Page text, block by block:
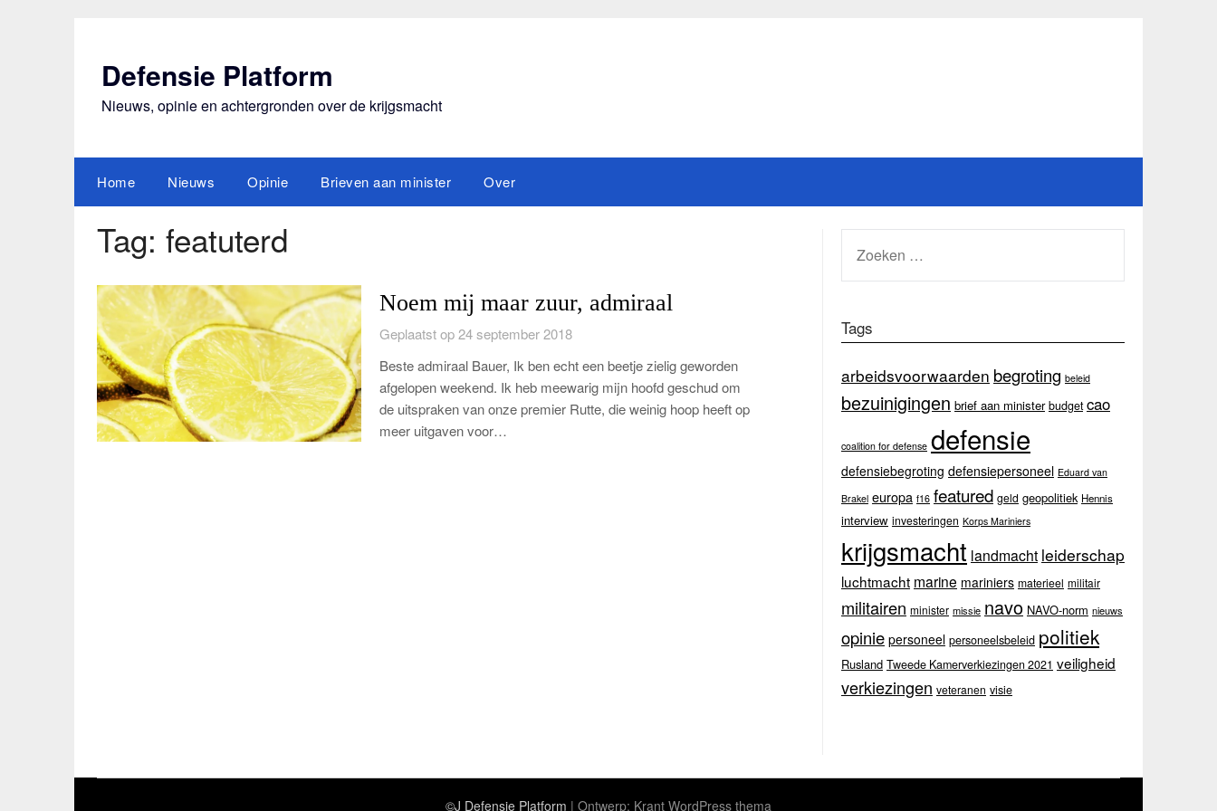
Defensie Platform
Nieuws, opinie en achtergronden over de krijgsmacht
Home Nieuws Opinie Brieven aan minister Over
Tag: featuterd
Noem mij maar zuur, admiraal
Geplaatst op 24 september 2018
Beste admiraal Bauer, Ik ben echt een beetje zielig geworden
afgelopen weekend. Ik heb meewarig mijn hoofd geschud om
de uitspraken van onze premier Rutte, die weinig hoop heeft op
meer uitgaven voor…
NAAR:
Tags
arbeidsvoorwaarden begroting beleid
bezuinigingen brief aan minister budget cao
coalition for defense defensie
defensiebegroting defensiepersoneel Eduard van
Brakel europa f16 featured geld geopolitiek Hennis
interview investeringen Korps Mariniers
krijgsmacht landmacht leiderschap
luchtmacht marine mariniers materieel militair
militairen minister missie navo NAVO-norm nieuws
opinie personeel personeelsbeleid politiek
Rusland Tweede Kamerverkiezingen 2021 veiligheid
verkiezingen veteranen visie
©J Defensie Platform | Ontwerp: Krant WordPress thema